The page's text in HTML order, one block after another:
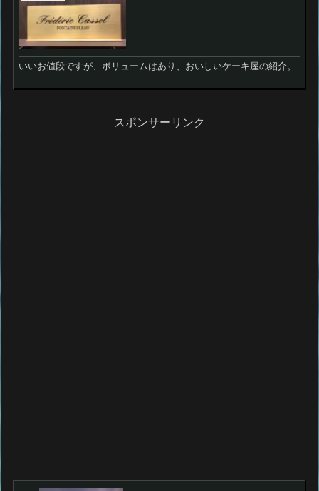
いいお値段ですが、ボリュームはあり、おいしいケーキ屋の紹介。
スポンサーリンク